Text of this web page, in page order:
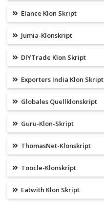
Elance Klon Skript
Jumia-Klonskript
DIYTrade Klon Skript
Exporters India Klon Skript
Globales Quellklonskript
Guru-Klon-Skript
ThomasNet-Klonskript
Toocle-Klonskript
Eatwith Klon Skript